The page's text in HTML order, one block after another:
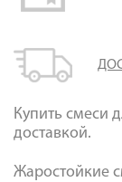
Купить смеси
доставкой.
Жаростойкие